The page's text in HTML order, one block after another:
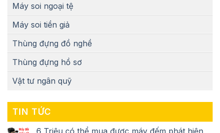
Máy soi ngoại tệ
Máy soi tiền giả
Thùng đựng đồ nghề
Thùng đựng hồ sơ
Vật tư ngân quỹ
TIN TỨC
6 Triệu có thể mua được máy đếm phát hiện